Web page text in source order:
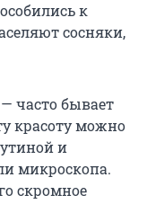
к
сосняки,
часто бывает
красоту можно
и
микроскопа.
скромное